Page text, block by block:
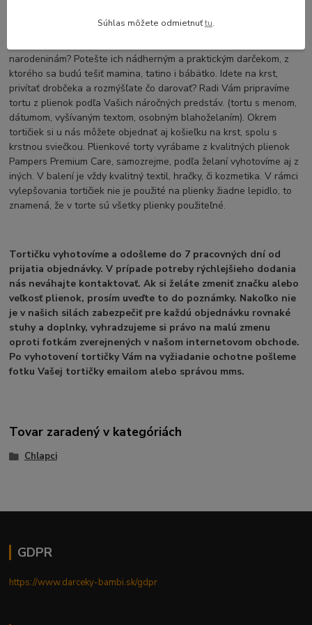
Chcete darovať originálny darček a neviete čo darovať blízkym pri
narodeninám? Potešte ich nádherným a praktickým darčekom, z
ktorého sa budú tešiť mamina, tatino i bábätko. Idete na krst,
privítať drobčeka a rozmýšľate čo darovať? Radi Vám pripravíme
tortu z plienok podľa Vašich náročných predstáv. (tortu s menom,
dátumom, vyšívaným textom, osobným blahoželaním). Okrem
tortičiek si u nás môžete objednať aj košieľku na krst, spolu s
krstnou sviečkou. Plienkové torty vyrábame z kvalitných plienok
Pampers Premium Care, samozrejme, podľa želaní vyhotovíme aj z
iných. V balení je vždy kvalitný textil, hračky, či kozmetika. V rámci
vylepšovania tortičiek nie je použité na plienky žiadne lepidlo, to
znamená, že v torte sú všetky plienky použiteľné.
Tortičku vyhotovíme a odošleme do 7 pracovných dní od
prijatia objednávky. V prípade potreby rýchlejšieho dodania
nás neváhajte kontaktovať. Ak si želáte zmeniť značku alebo
veľkosť plienok, prosím uveďte to do poznámky. Nakoľko nie
je v našich silách zabezpečiť pre každú objednávku rovnaké
stuhy a doplnky, vyhradzujeme si právo na malú zmenu
oproti fotkám zverejnených v našom internetovom obchode.
Po vyhotovení tortičky Vám na vyžiadanie ochotne pošleme
fotku Vašej tortičky emailom alebo správou mms.
Tovar zaradený v kategóriách
Chlapci
GDPR
https://www.darceky-bambi.sk/gdpr
Súhlas môžete odmietnuťtu.